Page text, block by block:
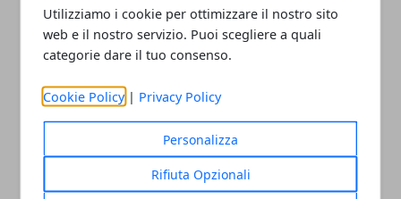
Utilizziamo i cookie per ottimizzare il nostro sito
web e il nostro servizio. Puoi scegliere a quali
categorie dare il tuo consenso.
Cookie Policy | Privacy Policy
Personalizza
Rifiuta Opzionali
ARTICOLI CORRELATI